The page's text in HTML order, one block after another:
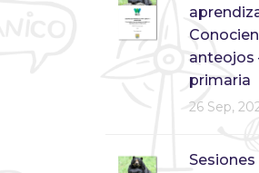
anteojos
primaria
26 Sep,
Sesiones